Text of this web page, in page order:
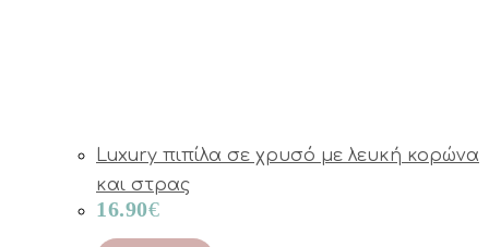
Luxury πιπίλα σε χρυσό με λευκή κορώνα
και στρας
16.90€